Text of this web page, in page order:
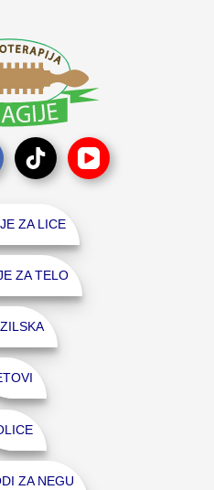
ZA LICE
ZA TELO
ZA NEGU